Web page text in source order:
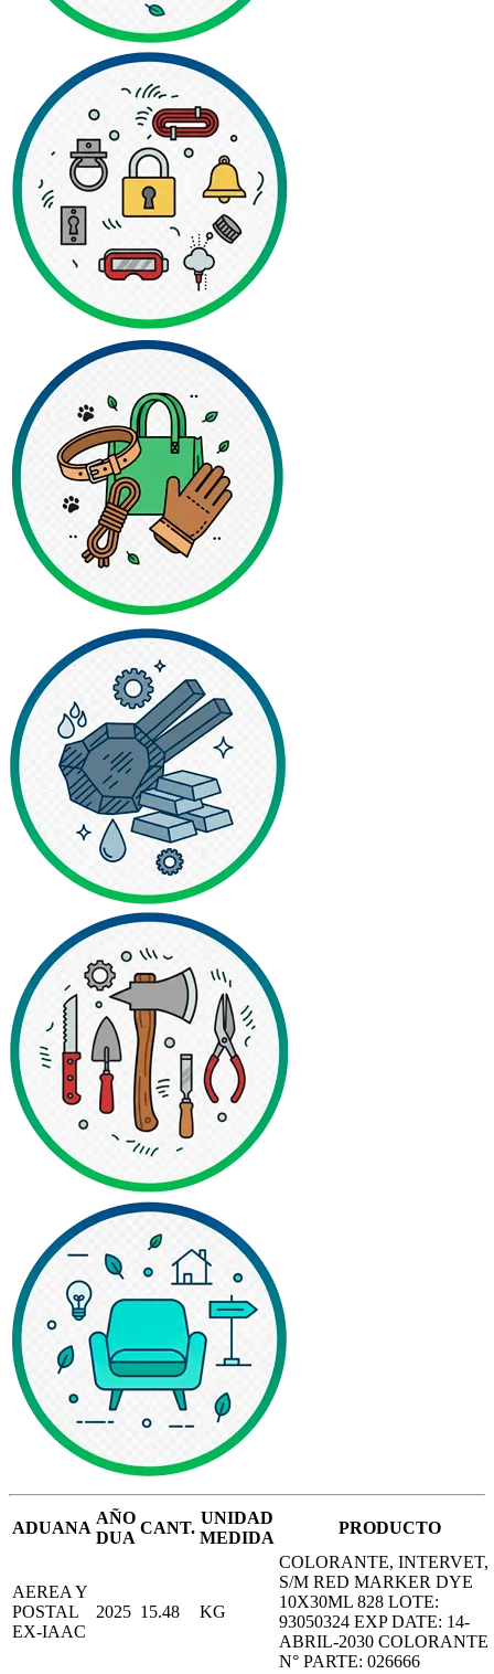
ADUANA
AÑO
DUA
CANT.
UNIDAD
MEDIDA
PRODUCTO
AEREA Y
POSTAL
EX-IAAC
2025 15.48 KG
COLORANTE, INTERVET,
S/M RED MARKER DYE
10X30ML 828 LOTE:
93050324 EXP DATE: 14-
ABRIL-2030 COLORANTE
N° PARTE: 026666